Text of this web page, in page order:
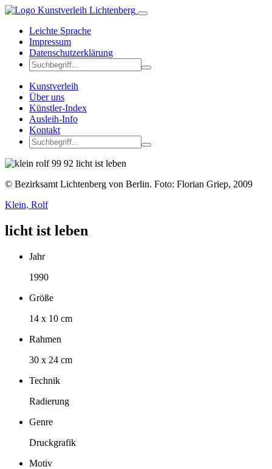
Leichte Sprache
Impressum
Datenschutzerklärung
Kunstverleih
Über uns
Künstler-Index
Ausleih-Info
Kontakt
© Bezirksamt Lichtenberg von Berlin. Foto: Florian Griep, 2009
Klein, Rolf
licht ist leben
Jahr
1990
Größe
14 x 10 cm
Rahmen
30 x 24 cm
Technik
Radierung
Genre
Druckgrafik
Motiv